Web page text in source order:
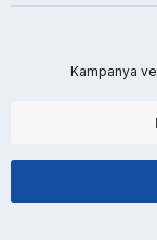
Kampanya